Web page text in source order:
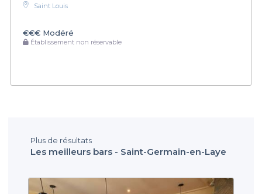
Saint Louis
€€€ Modéré
Établissement non réservable
Plus de résultats
Les meilleurs bars - Saint-Germain-en-Laye